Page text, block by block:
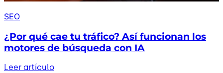
SEO
¿Por qué cae tu tráfico? Así funcionan los
motores de búsqueda con IA
Leer artículo